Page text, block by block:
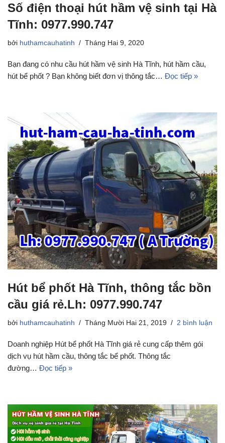
Số điện thoại hút hầm vệ sinh tại Hà
Tĩnh: 0977.990.747
bởi huthamcauhatinh Tháng Hai 9, 2020
Bạn đang có nhu cầu hút hầm vệ sinh Hà Tĩnh, hút hầm cầu,
hút bể phốt ? Bạn không biết đơn vị thông tắc… Đọc tiếp »
Hút bể phốt Hà Tĩnh, thông tắc bồn
cầu giá rẻ.Lh: 0977.990.747
bởi huthamcauhatinh Tháng Mười Hai 21, 2019 2 bình luận
Doanh nghiệp Hút bể phốt Hà Tĩnh giá rẻ cung cấp thêm gói
dịch vụ hút hầm cầu, thông tắc bể phốt. Thông tắc
đường… Đọc tiếp »